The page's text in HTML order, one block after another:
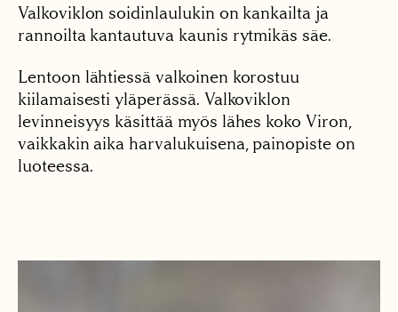
Valkoviklon soidinlaulukin on kankailta ja
rannoilta kantautuva kaunis rytmikäs säe.
Lentoon lähtiessä valkoinen korostuu
kiilamaisesti yläperässä. Valkoviklon
levinneisyys käsittää myös lähes koko Viron,
vaikkakin aika harvalukuisena, painopiste on
luoteessa.